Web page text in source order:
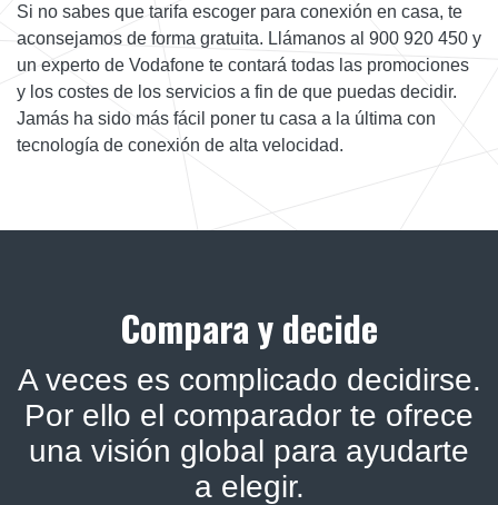
Si no sabes que tarifa escoger para conexión en casa, te
aconsejamos de forma gratuita. Llámanos al 900 920 450 y
un experto de Vodafone te contará todas las promociones
y los costes de los servicios a fin de que puedas decidir.
Jamás ha sido más fácil poner tu casa a la última con
tecnología de conexión de alta velocidad.
Compara y decide
A veces es complicado decidirse.
Por ello el comparador te ofrece
una visión global para ayudarte
a elegir.